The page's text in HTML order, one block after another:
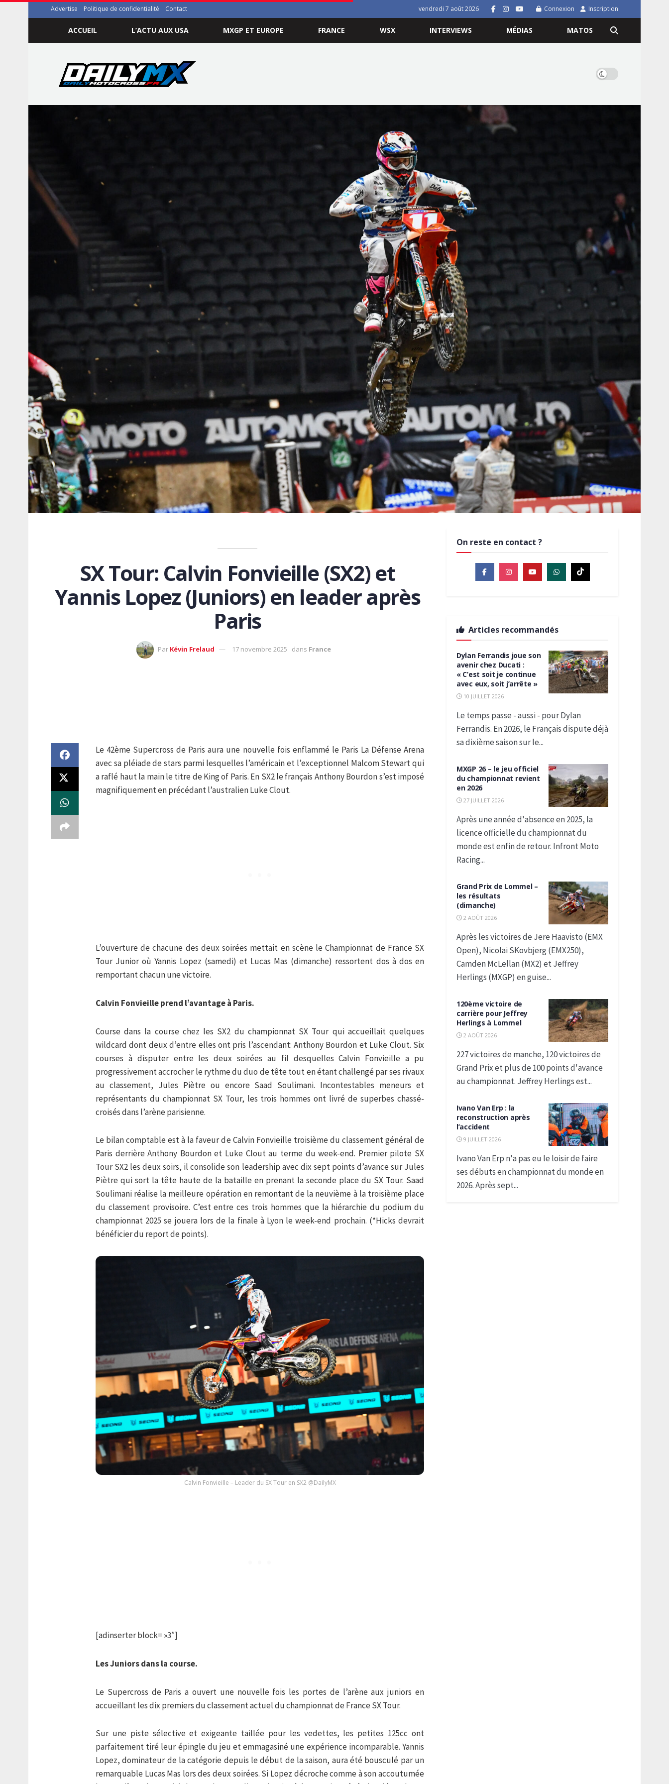
Advertise Politique de confidentialité Contact vendredi 7 août 2026 Connexion Inscription
ACCUEIL L’ACTU AUX USA MXGP ET EUROPE FRANCE WSX INTERVIEWS MÉDIAS MATOS
SX Tour: Calvin Fonvieille (SX2) et
Yannis Lopez (Juniors) en leader après
Paris
Par Kévin Frelaud 17 novembre 2025 dans France
Le 42ème Supercross de Paris aura une nouvelle fois enflammé le Paris La Défense Arena
avec sa pléiade de stars parmi lesquelles l’américain et l’exceptionnel Malcom Stewart qui
a raflé haut la main le titre de King of Paris. En SX2 le français Anthony Bourdon s’est imposé
magnifiquement en précédant l’australien Luke Clout.
L’ouverture de chacune des deux soirées mettait en scène le Championnat de France SX
Tour Junior où Yannis Lopez (samedi) et Lucas Mas (dimanche) ressortent dos à dos en
remportant chacun une victoire.
Calvin Fonvieille prend l’avantage à Paris.
Course dans la course chez les SX2 du championnat SX Tour qui accueillait quelques
wildcard dont deux d’entre elles ont pris l’ascendant: Anthony Bourdon et Luke Clout. Six
courses à disputer entre les deux soirées au fil desquelles Calvin Fonvieille a pu
progressivement accrocher le rythme du duo de tête tout en étant challengé par ses rivaux
au classement, Jules Piètre ou encore Saad Soulimani. Incontestables meneurs et
représentants du championnat SX Tour, les trois hommes ont livré de superbes chassé-
croisés dans l’arène parisienne.
Le bilan comptable est à la faveur de Calvin Fonvieille troisième du classement général de
Paris derrière Anthony Bourdon et Luke Clout au terme du week-end. Premier pilote SX
Tour SX2 les deux soirs, il consolide son leadership avec dix sept points d’avance sur Jules
Piètre qui sort la tête haute de la bataille en prenant la seconde place du SX Tour. Saad
Soulimani réalise la meilleure opération en remontant de la neuvième à la troisième place
du classement provisoire. C’est entre ces trois hommes que la hiérarchie du podium du
championnat 2025 se jouera lors de la finale à Lyon le week-end prochain. (*Hicks devrait
bénéficier du report de points).
Calvin Fonvieille – Leader du SX Tour en SX2 @DailyMX
[adinserter block= »3″]
Les Juniors dans la course.
Le Supercross de Paris a ouvert une nouvelle fois les portes de l’arène aux juniors en
accueillant les dix premiers du classement actuel du championnat de France SX Tour.
Sur une piste sélective et exigeante taillée pour les vedettes, les petites 125cc ont
parfaitement tiré leur épingle du jeu et emmagasiné une expérience incomparable. Yannis
Lopez, dominateur de la catégorie depuis le début de la saison, aura été bousculé par un
remarquable Lucas Mas lors des deux soirées. Si Lopez décroche comme à son accoutumée
On reste en contact ?
Articles recommandés
Dylan Ferrandis joue son
avenir chez Ducati :
« C’est soit je continue
avec eux, soit j’arrête »
10 JUILLET 2026
Le temps passe - aussi - pour Dylan
Ferrandis. En 2026, le Français dispute déjà
sa dixième saison sur le...
MXGP 26 – le jeu officiel
du championnat revient
en 2026
27 JUILLET 2026
Après une année d'absence en 2025, la
licence officielle du championnat du
monde est enfin de retour. Infront Moto
Racing...
Grand Prix de Lommel –
les résultats
(dimanche)
2 AOÛT 2026
Après les victoires de Jere Haavisto (EMX
Open), Nicolai SKovbjerg (EMX250),
Camden McLellan (MX2) et Jeffrey
Herlings (MXGP) en guise...
120ème victoire de
carrière pour Jeffrey
Herlings à Lommel
2 AOÛT 2026
227 victoires de manche, 120 victoires de
Grand Prix et plus de 100 points d'avance
au championnat. Jeffrey Herlings est...
Ivano Van Erp : la
reconstruction après
l’accident
9 JUILLET 2026
Ivano Van Erp n'a pas eu le loisir de faire
ses débuts en championnat du monde en
2026. Après sept...